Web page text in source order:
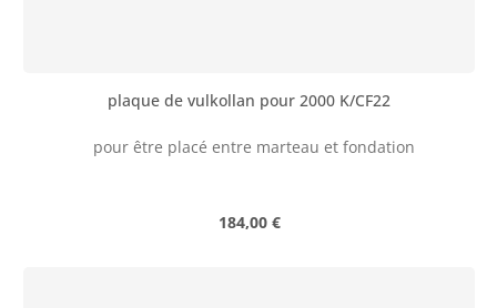
plaque de vulkollan pour 2000 K/CF22
pour être placé entre marteau et fondation
Prix régulier :
184,00 €